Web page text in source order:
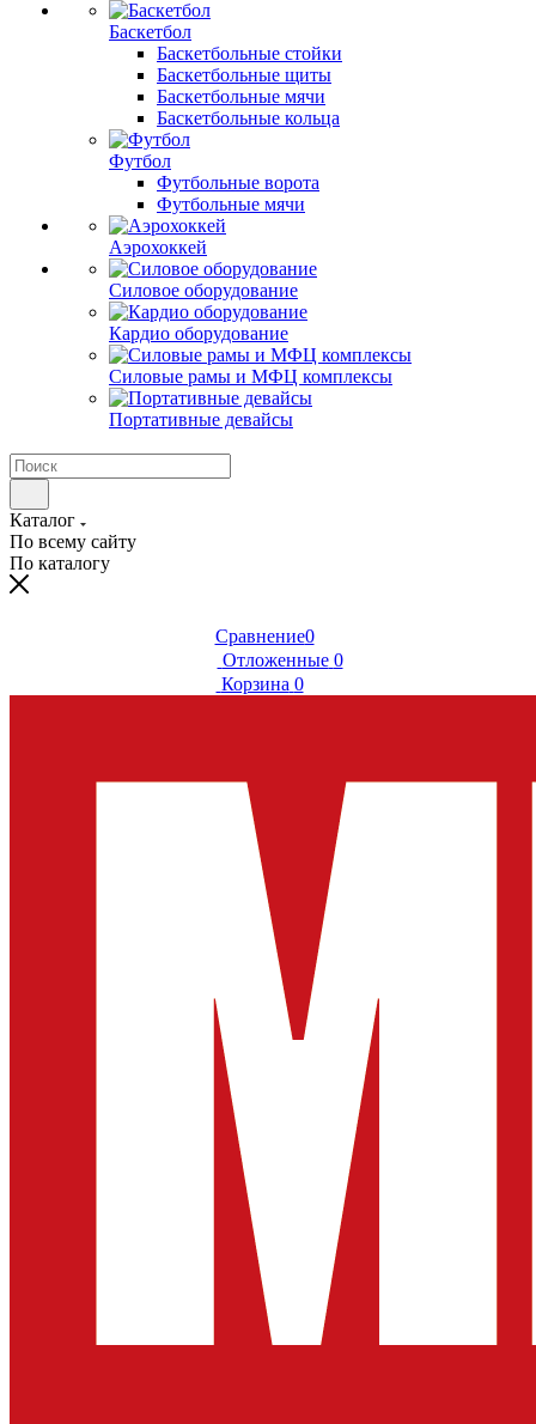
Баскетбол
Баскетбольные стойки
Баскетбольные щиты
Баскетбольные мячи
Баскетбольные кольца
Футбол
Футбольные ворота
Футбольные мячи
Аэрохоккей
Силовое оборудование
Кардио оборудование
Силовые рамы и МФЦ комплексы
Портативные девайсы
Каталог
По всему сайту
По каталогу
Сравнение0
Отложенные 0
Корзина 0